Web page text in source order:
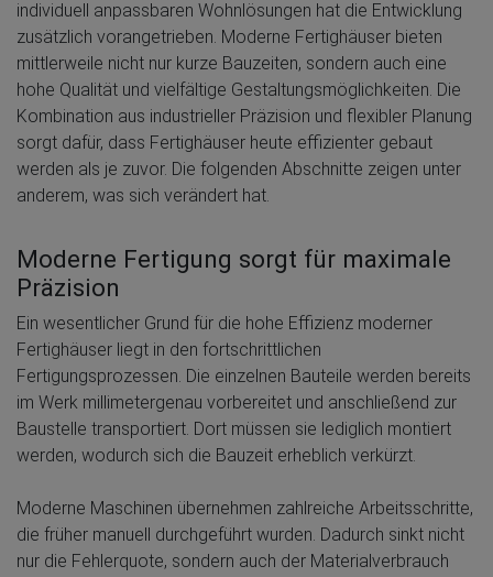
individuell anpassbaren Wohnlösungen hat die Entwicklung
zusätzlich vorangetrieben. Moderne Fertighäuser bieten
mittlerweile nicht nur kurze Bauzeiten, sondern auch eine
hohe Qualität und vielfältige Gestaltungsmöglichkeiten. Die
Kombination aus industrieller Präzision und flexibler Planung
sorgt dafür, dass Fertighäuser heute effizienter gebaut
werden als je zuvor. Die folgenden Abschnitte zeigen unter
anderem, was sich verändert hat.
Moderne Fertigung sorgt für maximale
Präzision
Ein wesentlicher Grund für die hohe Effizienz moderner
Fertighäuser liegt in den fortschrittlichen
Fertigungsprozessen. Die einzelnen Bauteile werden bereits
im Werk millimetergenau vorbereitet und anschließend zur
Baustelle transportiert. Dort müssen sie lediglich montiert
werden, wodurch sich die Bauzeit erheblich verkürzt.
Moderne Maschinen übernehmen zahlreiche Arbeitsschritte,
die früher manuell durchgeführt wurden. Dadurch sinkt nicht
nur die Fehlerquote, sondern auch der Materialverbrauch